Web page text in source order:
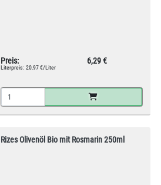
Preis: 6,29 €
Literpreis: 20,97 €/Liter
Rizes Olivenöl Bio mit Rosmarin 250ml